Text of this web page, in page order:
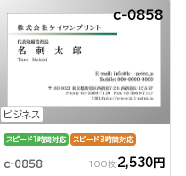
ビジネス
c-0858
スピード1時間対応 スピード3時間対応
c-0858 100枚 2,530円